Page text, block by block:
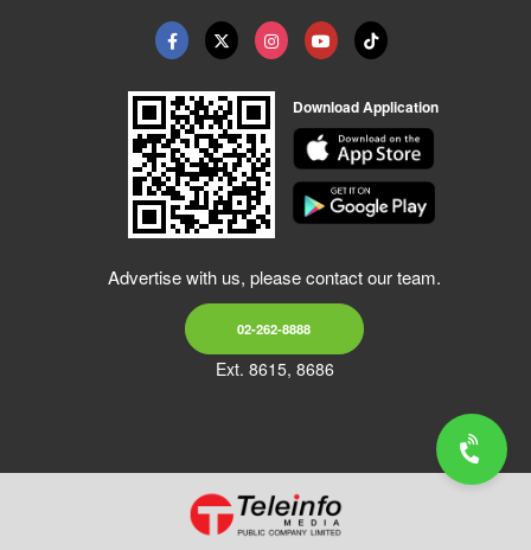
Download Application
Advertise with us, please contact our team.
02-262-8888
Ext. 8615, 8686